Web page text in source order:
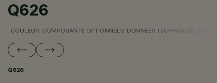
Q626
COULEUR COMPOSANTS OPTIONNELS DONNÉES TECHNIQUES
Q626